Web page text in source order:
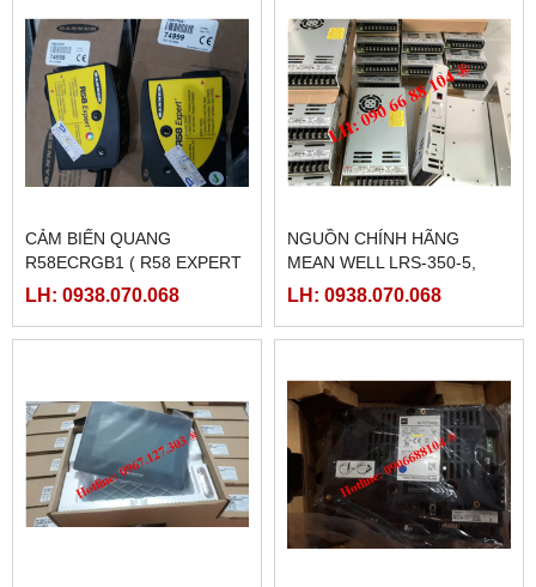
CẢM BIẾN QUANG
R58ECRGB1 ( R58 EXPERT
BANNER)
LH: 0938.070.068
NGUỒN CHÍNH HÃNG
MEAN WELL LRS-350-5,
LRS-350-12, LRS-350-24,
LRS-350-48
LH: 0938.070.068